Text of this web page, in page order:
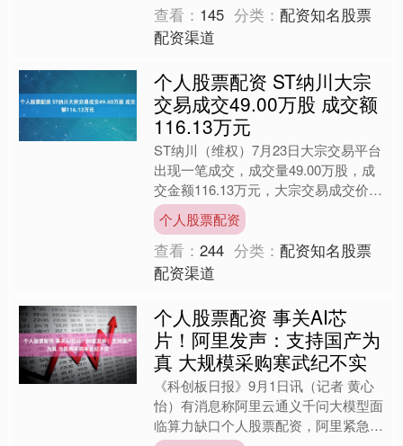
查看： 145 分类：配资知名股票
配资渠道
个人股票配资 ST纳川大宗
交易成交49.00万股 成交额
116.13万元
ST纳川（维权）7月23日大宗交易平台
出现一笔成交，成交量49.00万股，成
交金额116.13万元，大宗交易成交价为
2.37元，相对今日收盘价溢价0.42%。
该....
个人股票配资
查看：244 分类：配资知名股票
配资渠道
个人股票配资 事关AI芯
片！阿里发声：支持国产为
真 大规模采购寒武纪不实
《科创板日报》9月1日讯（记者 黄心
怡）有消息称阿里云通义千问大模型面
临算力缺口个人股票配资，阿里紧急追